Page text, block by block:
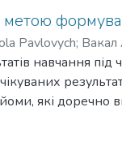
метою
Pavlovych; Вакал
навчання під
які доречно
в курсі